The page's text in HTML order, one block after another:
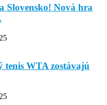
Slovensko! Nová hra
tenis WTA zostávajú